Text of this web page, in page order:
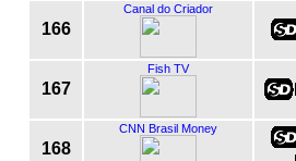
166
Canal do Criador
167
Fish TV
168
CNN Brasil Money